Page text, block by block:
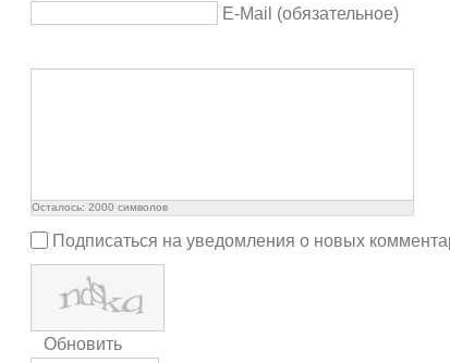
E-Mail (обязательное)
Осталось: 2000 символов
Подписаться на уведомления о новых
Обновить